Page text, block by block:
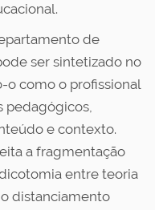
de
ser sintetizado no
o como o profissional
pedagógicos,
e contexto.
a fragmentação
entre teoria
distanciamento